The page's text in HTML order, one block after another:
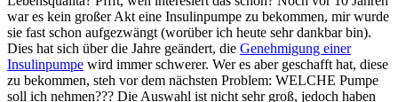
war es kein großer Akt eine Insulinpumpe zu bekommen, mir wurde
sie fast schon aufgezwängt (worüber ich heute sehr dankbar bin).
Dies hat sich über die Jahre geändert, die Genehmigung einer
Insulinpumpe wird immer schwerer. Wer es aber geschafft hat, diese
zu bekommen, steh vor dem nächsten Problem: WELCHE Pumpe
soll ich nehmen??? Die Auswahl ist nicht sehr groß, jedoch haben